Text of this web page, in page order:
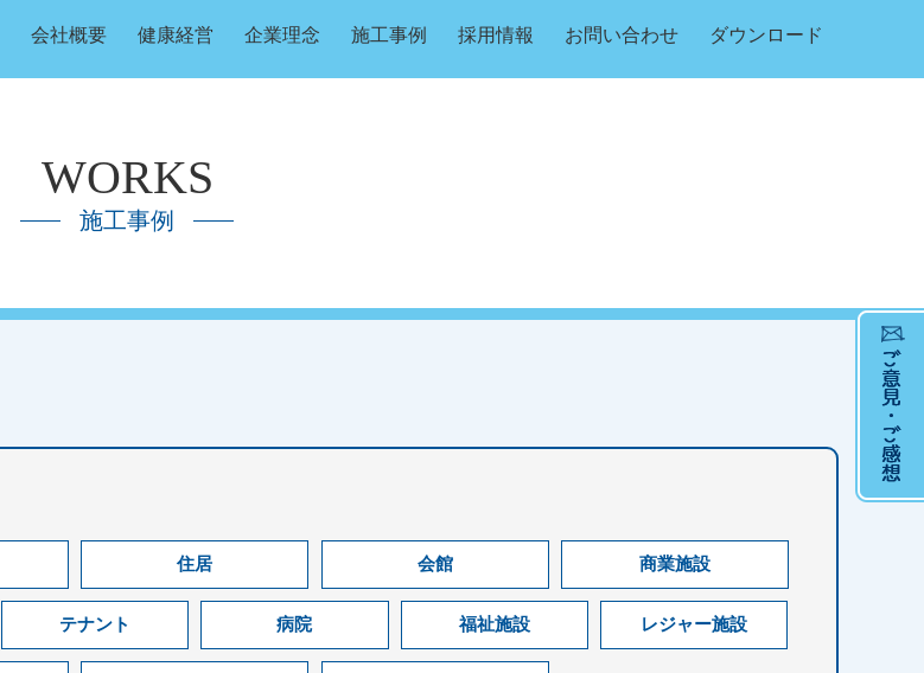
会社概要 健康経営 企業理念 施工事例 採用情報 お問い合わせ ダウンロード
WORKS
施工事例
住居 会館 商業施設
テナント 病院 福祉施設 レジャー施設